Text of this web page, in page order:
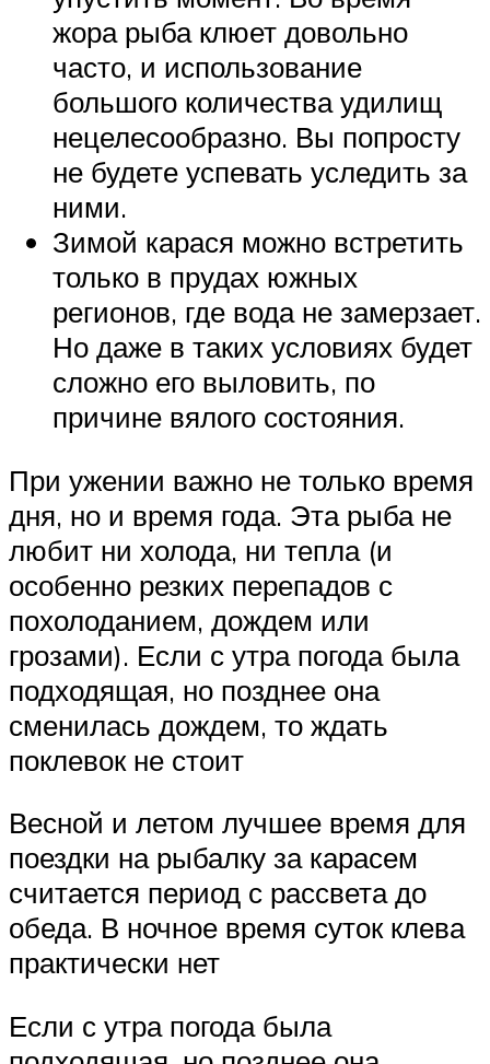
жора рыба клюет довольно
часто, и использование
большого количества удилищ
нецелесообразно. Вы попросту
не будете успевать уследить за
ними.
Зимой карася можно встретить
только в прудах южных
регионов, где вода не замерзает.
Но даже в таких условиях будет
сложно его выловить, по
причине вялого состояния.
При ужении важно не только время
дня, но и время года. Эта рыба не
любит ни холода, ни тепла (и
особенно резких перепадов с
похолоданием, дождем или
грозами). Если с утра погода была
подходящая, но позднее она
сменилась дождем, то ждать
поклевок не стоит
Весной и летом лучшее время для
поездки на рыбалку за карасем
считается период с рассвета до
обеда. В ночное время суток клева
практически нет
Если с утра погода была